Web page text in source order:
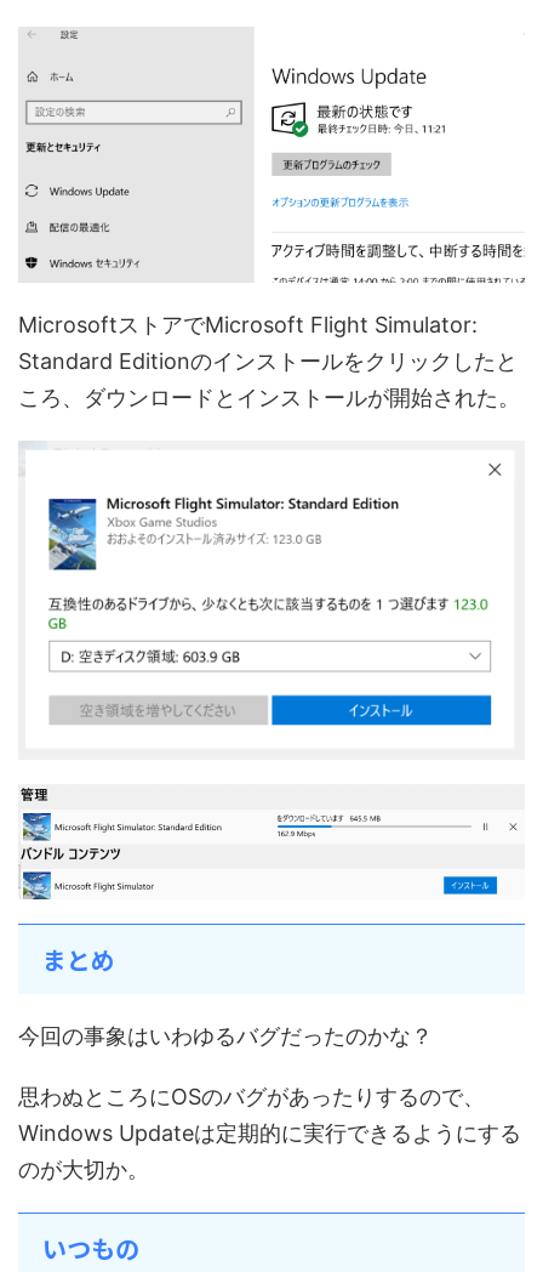
MicrosoftストアでMicrosoft Flight Simulator:
Standard Editionのインストールをクリックしたと
ころ、ダウンロードとインストールが開始された。
まとめ
今回の事象はいわゆるバグだったのかな？
思わぬところにOSのバグがあったりするので、
Windows Updateは定期的に実行できるようにする
のが大切か。
いつもの